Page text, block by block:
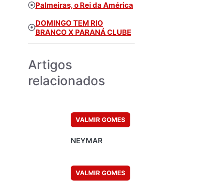
Palmeiras, o Rei da América
DOMINGO TEM RIO
BRANCO X PARANÁ CLUBE
Artigos
relacionados
VALMIR GOMES
NEYMAR
VALMIR GOMES